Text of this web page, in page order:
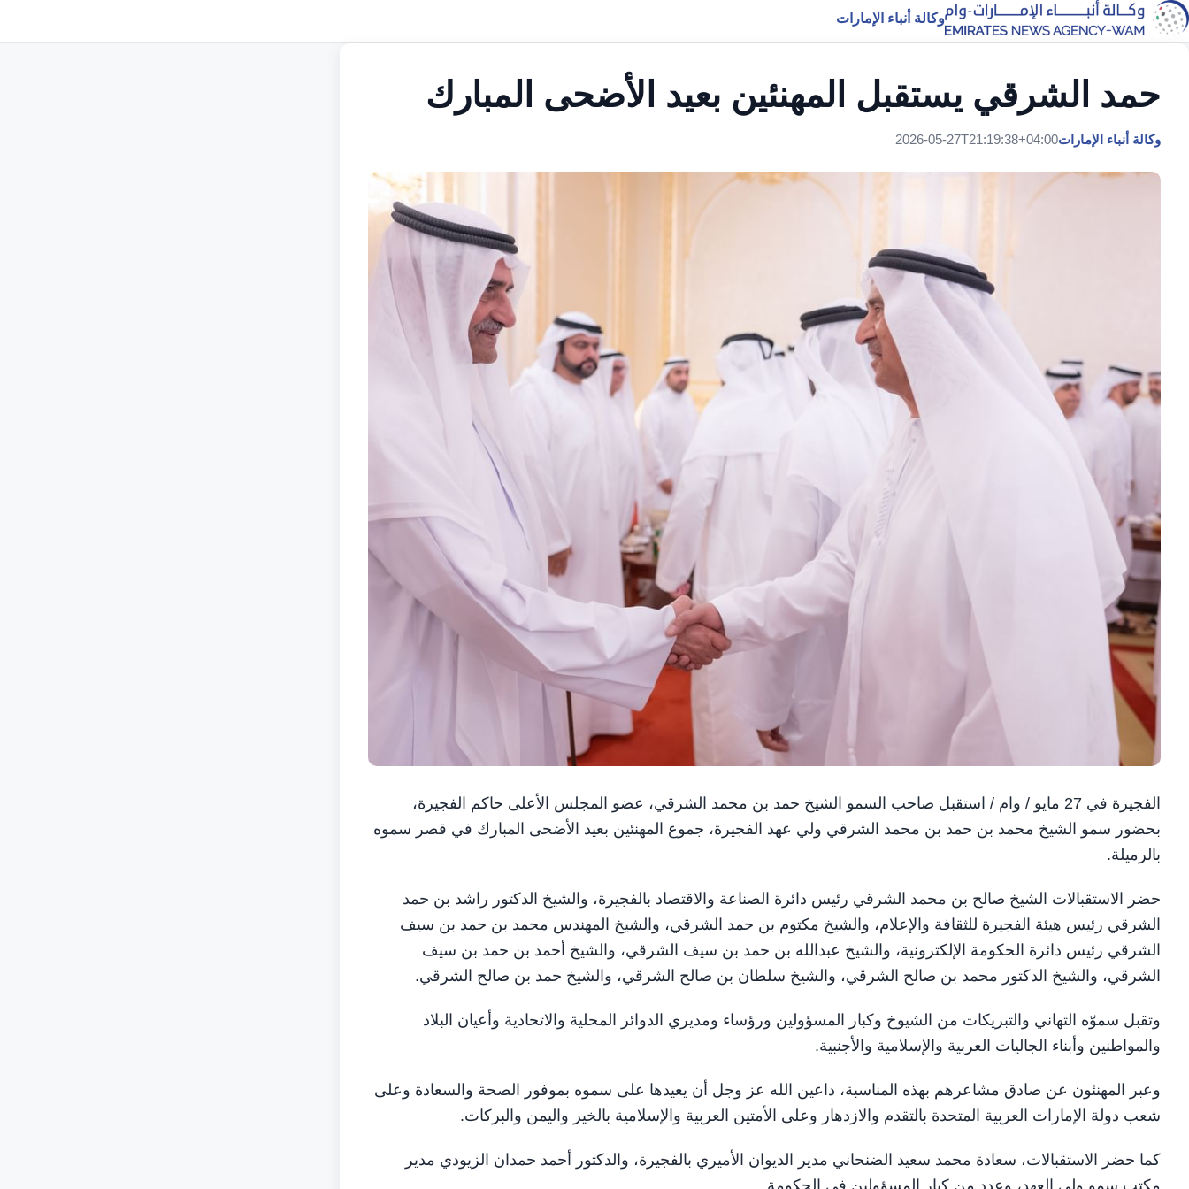
وكالة أنباء الإمارات
حمد الشرقي يستقبل المهنئين بعيد الأضحى المبارك
وكالة أنباء الإمارات2026-05-27T21:19:38+04:00
الفجيرة في 27 مايو / وام / استقبل صاحب السمو الشيخ حمد بن محمد الشرقي، عضو المجلس الأعلى حاكم الفجيرة،
بحضور سمو الشيخ محمد بن حمد بن محمد الشرقي ولي عهد الفجيرة، جموع المهنئين بعيد الأضحى المبارك في قصر سموه
بالرميلة.
حضر الاستقبالات الشيخ صالح بن محمد الشرقي رئيس دائرة الصناعة والاقتصاد بالفجيرة، والشيخ الدكتور راشد بن حمد
الشرقي رئيس هيئة الفجيرة للثقافة والإعلام، والشيخ مكتوم بن حمد الشرقي، والشيخ المهندس محمد بن حمد بن سيف
الشرقي رئيس دائرة الحكومة الإلكترونية، والشيخ عبدالله بن حمد بن سيف الشرقي، والشيخ أحمد بن حمد بن سيف
الشرقي، والشيخ الدكتور محمد بن صالح الشرقي، والشيخ سلطان بن صالح الشرقي، والشيخ حمد بن صالح الشرقي.
وتقبل سموّه التهاني والتبريكات من الشيوخ وكبار المسؤولين ورؤساء ومديري الدوائر المحلية والاتحادية وأعيان البلاد
والمواطنين وأبناء الجاليات العربية والإسلامية والأجنبية.
وعبر المهنئون عن صادق مشاعرهم بهذه المناسبة، داعين الله عز وجل أن يعيدها على سموه بموفور الصحة والسعادة وعلى
شعب دولة الإمارات العربية المتحدة بالتقدم والازدهار وعلى الأمتين العربية والإسلامية بالخير واليمن والبركات.
كما حضر الاستقبالات، سعادة محمد سعيد الضنحاني مدير الديوان الأميري بالفجيرة، والدكتور أحمد حمدان الزيودي مدير